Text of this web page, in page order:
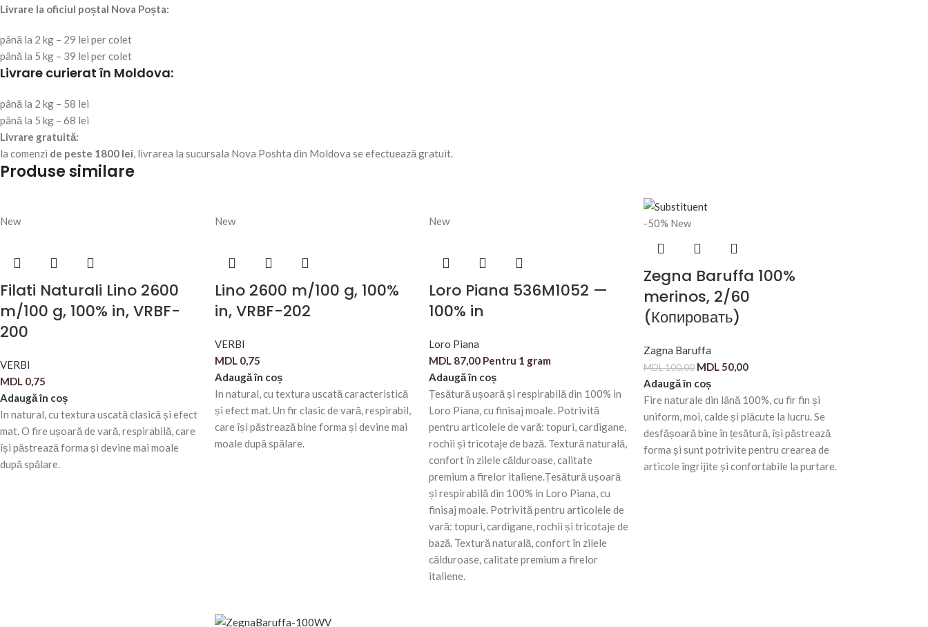
Livrare la oficiul poștal Nova Poșta:
până la 2 kg – 29 lei per colet
până la 5 kg – 39 lei per colet
Livrare curierat în Moldova:
până la 2 kg – 58 lei
până la 5 kg – 68 lei
Livrare gratuită:
la comenzi de peste 1800 lei, livrarea la sucursala Nova Poshta din Moldova se efectuează gratuit.
Produse similare
New
Filati Naturali Lino 2600
m/100 g, 100% in, VRBF-
200
VERBI
MDL 0,75
Adaugă în coș
In natural, cu textura uscată clasică și efect
mat. O fire ușoară de vară, respirabilă, care
își păstrează forma și devine mai moale
după spălare.
New
Lino 2600 m/100 g, 100%
in, VRBF-202
VERBI
MDL0,75
Adaugă în coș
In natural, cu textura uscată caracteristică
și efect mat. Un fir clasic de vară, respirabil,
care își păstrează bine forma și devine mai
moale după spălare.
New
Loro Piana 536M1052 —
100% in
Loro Piana
MDL 87,00 Pentru 1 gram
Adaugă în coș
Țesătură ușoară și respirabilă din 100% in
Loro Piana, cu finisaj moale. Potrivită
pentru articolele de vară: topuri, cardigane,
rochii și tricotaje de bază. Textură naturală,
confort în zilele călduroase, calitate
premium a firelor italiene.Țesătură ușoară
și respirabilă din 100% in Loro Piana, cu
finisaj moale. Potrivită pentru articolele de
vară: topuri, cardigane, rochii și tricotaje de
bază. Textură naturală, confort în zilele
călduroase, calitate premium a firelor
italiene.
-50% New
Zegna Baruffa 100%
merinos, 2/60
(Копировать)
Zagna Baruffa
MDL100,00 MDL50,00
Adaugă în coș
Fire naturale din lână 100%, cu fir fin și
uniform, moi, calde și plăcute la lucru. Se
desfășoară bine în țesătură, își păstrează
forma și sunt potrivite pentru crearea de
articole îngrijite și confortabile la purtare.